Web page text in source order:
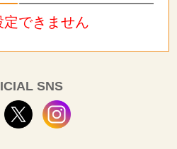
定できません
SNS